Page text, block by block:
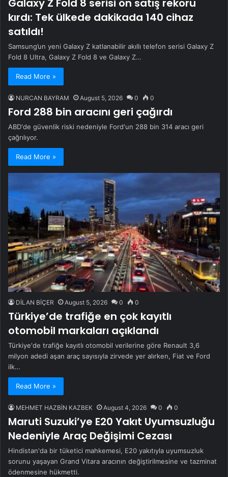
Galaxy Z Fold 8 serisi ön satış rekoru
kırdı: Tek ülkede dakikada 140 cihaz
satıldı!
Samsung’un yeni Galaxy Z katlanabilir akıllı telefon serisi Galaxy Z
Fold 8 Ultra, Galaxy Z Fold 8 ve Galaxy Z…
Read More »
NURCAN BAYRAM August 5, 2026 0 0
Ford 288 bin aracını geri çağırdı
ABD'de güvenlik riski nedeniyle Ford'un 288 bin 314 aracı geri
çağrılıyor.
Read More »
DİLAN BİÇER August 5, 2026 0 0
Türkiye’de trafiğe en çok kayıtlı
otomobil markaları açıklandı
Türkiye'de trafiğe kayıtlı otomobil verilerine göre Renault 3,6
milyon adedi aşan araç sayısıyla zirvede yer alırken, Fiat ve Ford
ilk…
Read More »
MEHMET HAZBİN KAZBEK August 4, 2026 0 0
Maruti Suzuki’ye E20 Yakıt Uyumsuzluğu
Nedeniyle Araç Değişimi Cezası
Hindistan'da bir tüketici mahkemesi, E20 yakıtıyla uyumsuzluk
sorunu yaşayan Grand Vitara aracının değiştirilmesine ve tazminat
ödenmesine hükmetti.